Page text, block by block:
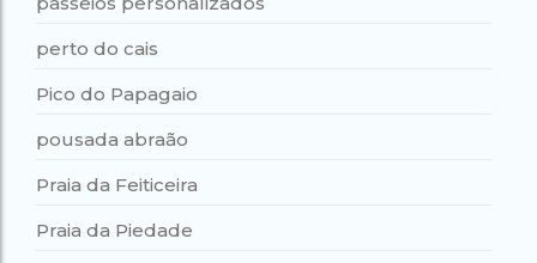
perto do cais
Pico do Papagaio
pousada abraão
Praia da Feiticeira
Praia da Piedade